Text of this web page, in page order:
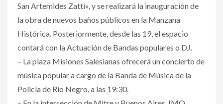
San Artemides Zatti», y se realizará la inauguración de
la obra de nuevos baños públicos en la Manzana
Histórica. Posteriormente, desde las 19, el espacio
contará con la Actuación de Bandas populares o DJ.
– La plaza Misiones Salesianas ofrecerá un concierto de
música popular a cargo de la Banda de Música de la
Policía de Rio Negro, a las 19:30.